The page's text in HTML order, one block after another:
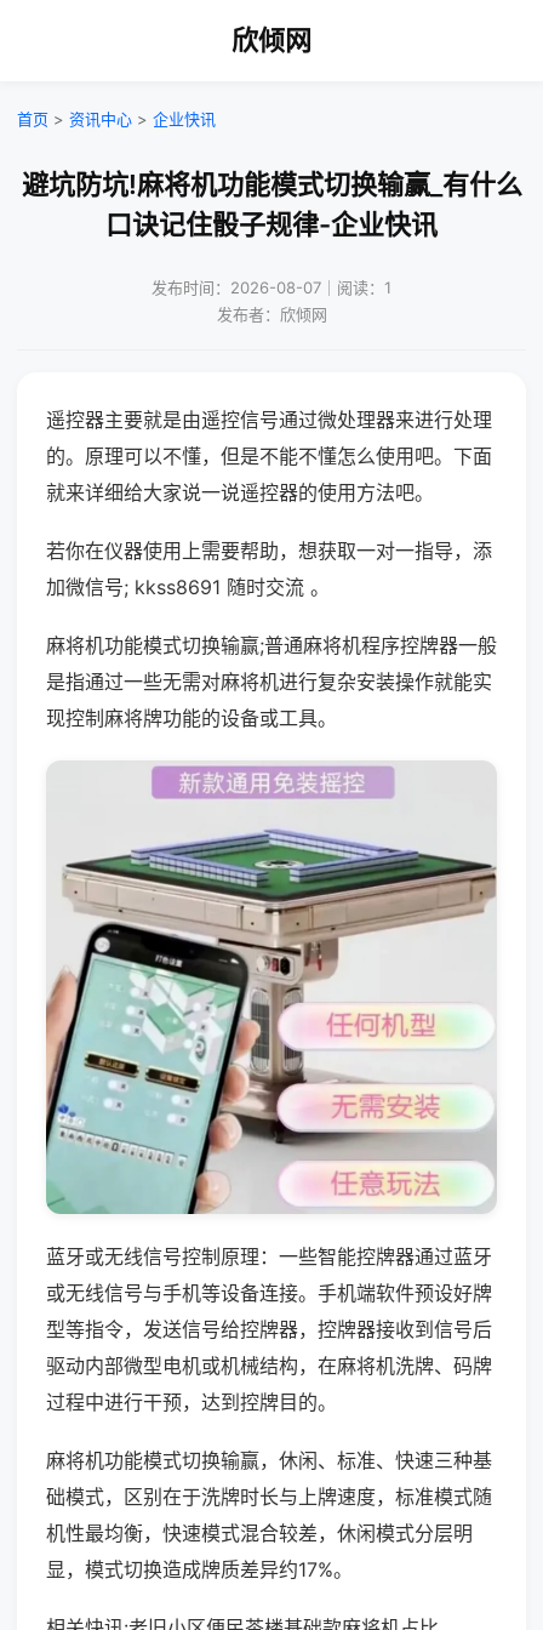
欣倾网
首页 > 资讯中心 > 企业快讯
避坑防坑!麻将机功能模式切换输赢_有什么
口诀记住骰子规律-企业快讯
发布时间：2026-08-07｜阅读：1
发布者：欣倾网
遥控器主要就是由遥控信号通过微处理器来进行处理
的。原理可以不懂，但是不能不懂怎么使用吧。下面
就来详细给大家说一说遥控器的使用方法吧。
若你在仪器使用上需要帮助，想获取一对一指导，添
加微信号; kkss8691 随时交流 。
麻将机功能模式切换输赢;普通麻将机程序控牌器一般
是指通过一些无需对麻将机进行复杂安装操作就能实
现控制麻将牌功能的设备或工具。
蓝牙或无线信号控制原理：一些智能控牌器通过蓝牙
或无线信号与手机等设备连接。手机端软件预设好牌
型等指令，发送信号给控牌器，控牌器接收到信号后
驱动内部微型电机或机械结构，在麻将机洗牌、码牌
过程中进行干预，达到控牌目的。
麻将机功能模式切换输赢，休闲、标准、快速三种基
础模式，区别在于洗牌时长与上牌速度，标准模式随
机性最均衡，快速模式混合较差，休闲模式分层明
显，模式切换造成牌质差异约17%。